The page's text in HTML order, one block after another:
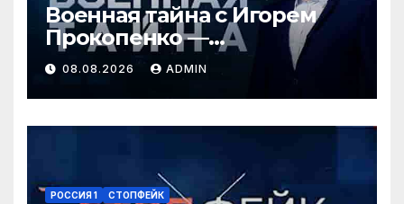
Военная тайна с Игорем
Прокопенко —
Перестановки в
Минобороны России
(08.08.2026)
08.08.2026 ADMIN
РОССИЯ 1 СТОПФЕЙК